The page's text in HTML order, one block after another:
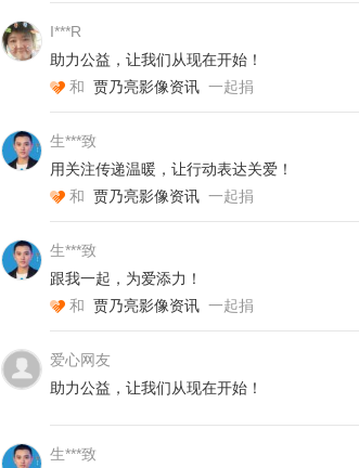
I***R
助力公益，让我们从现在开始！
和 贾乃亮影像资讯 一起捐
生***致
用关注传递温暖，让行动表达关爱！
和 贾乃亮影像资讯 一起捐
生***致
跟我一起，为爱添力！
和 贾乃亮影像资讯 一起捐
爱心网友
助力公益，让我们从现在开始！
生***致